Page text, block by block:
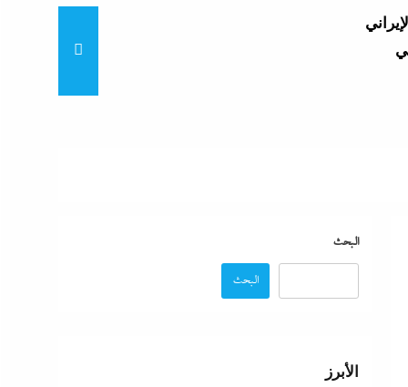
البحث
البحث
الأبرز